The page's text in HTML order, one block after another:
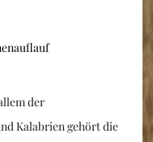
der
Kalabrien gehört die